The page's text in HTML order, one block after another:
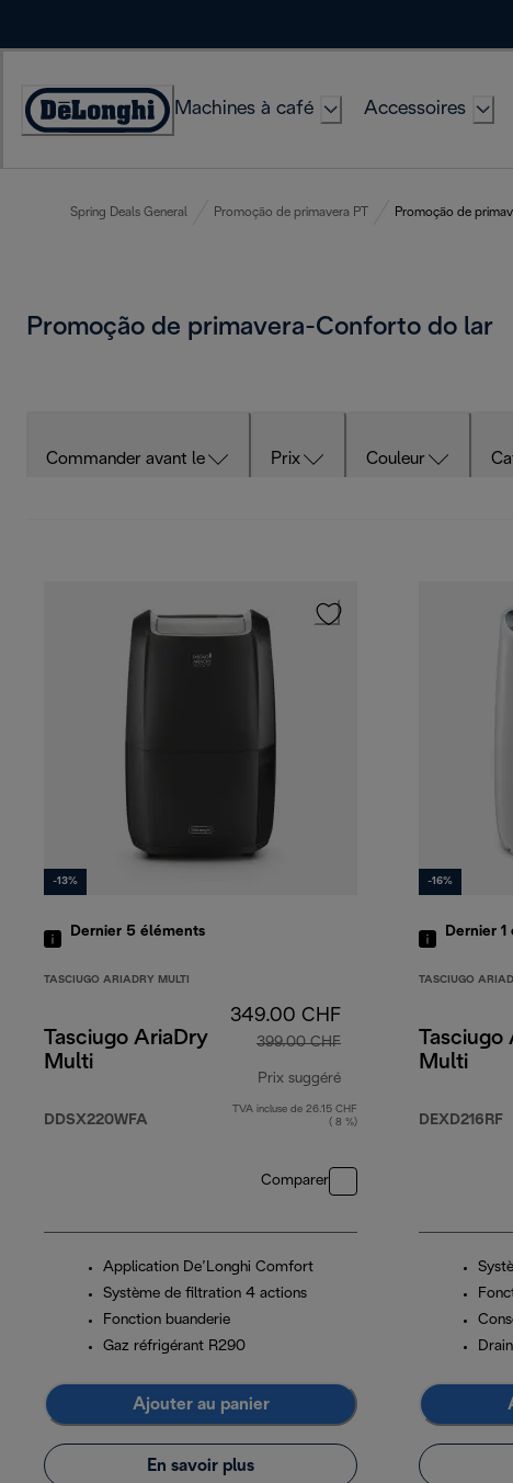
Déclaration
Machines à café Accessoires
Spring Deals General Promoção de primavera PT Promoção de
Promoção de primavera-Conforto do lar
Commander avant le Prix Couleur
-13%
Dernier 5 éléments
TASCIUGO ARIADRY MULTI
Tasciugo AriaDry
Multi
DDSX220WFA
349.00 CHF
399.00 CHF
Prix suggéré
prix original 399.00
TVA incluse de 26.15 CHF
( 8 %)
Comparer
Application De’Longhi Comfort
Système de filtration 4 actions
Fonction buanderie
Gaz réfrigérant R290
Ajouter au panier
En savoir plus
-16%
Dernier 1
TASCIUGO
Multi
DEXD216RF